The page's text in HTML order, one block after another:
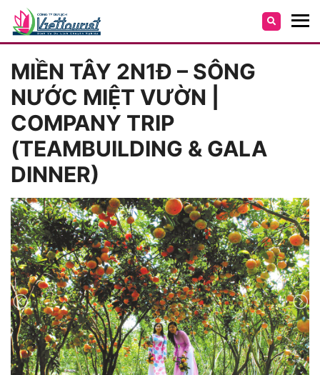
MIỀN TÂY 2N1Đ – SÔNG
NƯỚC MIỆT VƯỜN |
COMPANY TRIP
(TEAMBUILDING & GALA
DINNER)